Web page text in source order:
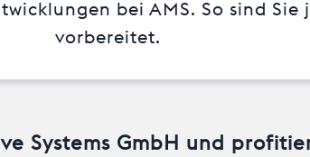
bei AMS. So sind
vorbereitet.
Systems GmbH und